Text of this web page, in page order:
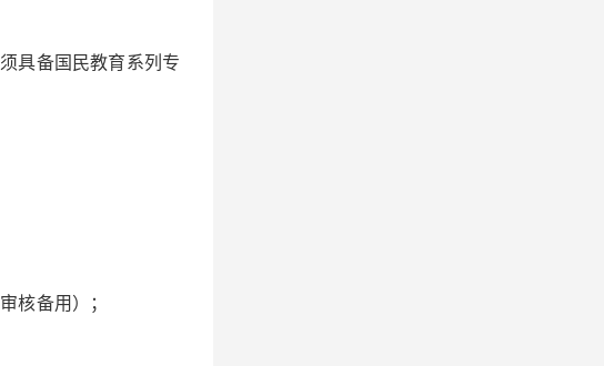
具备国民教育系列专
核备用）；